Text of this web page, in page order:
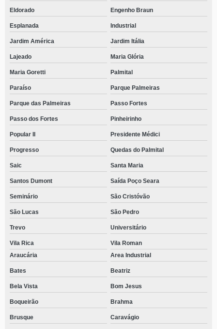
Eldorado Engenho Braun
Esplanada Industrial
Jardim América Jardim Itália
Lajeado Maria Glória
Maria Goretti Palmital
Paraíso Parque Palmeiras
Parque das Palmeiras Passo Fortes
Passo dos Fortes Pinheirinho
Popular II Presidente Médici
Progresso Quedas do Palmital
Saic Santa Maria
Santos Dumont Saída Poço Seara
Seminário São Cristóvão
São Lucas São Pedro
Trevo Universitário
Vila Rica
Vila Roman
Araucária
Area Industrial
Bates Beatriz
Bela Vista Bom Jesus
Boqueirão Brahma
Brusque Caravágio